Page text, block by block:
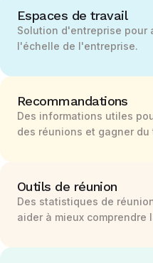
l'administrateur doit
qu'elle ne puisse être
Demander une pré-
une demande à votre
utilisée lors d'une réunion.
Espaces de travail
Solution d'entreprise pour
l'échelle de l'entreprise.
Recommandations
Des informations utiles
des réunions et gagner du
Outils de réunion
Des statistiques de
aider à mieux comprendre